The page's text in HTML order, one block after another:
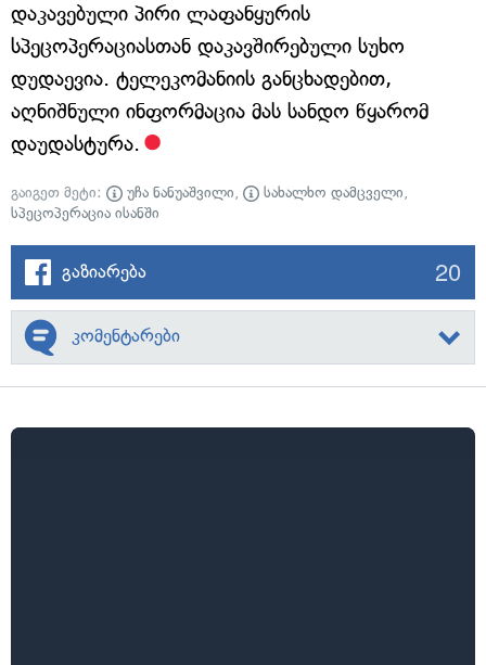
დაკავებული პირი ლაფანყურის
სპეცოპერაციასთან დაკავშირებული სუხო
დუდაევია. ტელეკომანიის განცხადებით,
აღნიშნული ინფორმაცია მას სანდო წყარომ
დაუდასტურა.
გაიგეთ მეტი: უჩა ნანუაშვილი, სახალხო დამცველი,
სპეცოპერაცია ისანში
გაზიარება 20
კომენტარები